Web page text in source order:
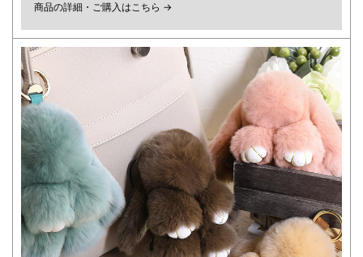
商品の詳細・ご購入はこちら →